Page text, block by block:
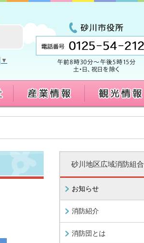
▼
砂川地区広域消防組合
お知らせ
消防紹介
消防団とは